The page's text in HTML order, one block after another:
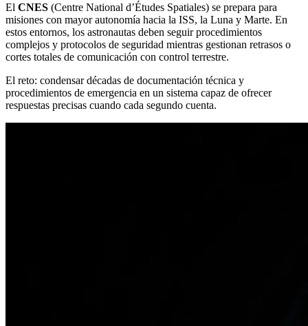
El CNES (Centre National d’Études Spatiales) se prepara para
misiones con mayor autonomía hacia la ISS, la Luna y Marte. En
estos entornos, los astronautas deben seguir procedimientos
complejos y protocolos de seguridad mientras gestionan retrasos o
cortes totales de comunicación con control terrestre.
El reto: condensar décadas de documentación técnica y
procedimientos de emergencia en un sistema capaz de ofrecer
respuestas precisas cuando cada segundo cuenta.